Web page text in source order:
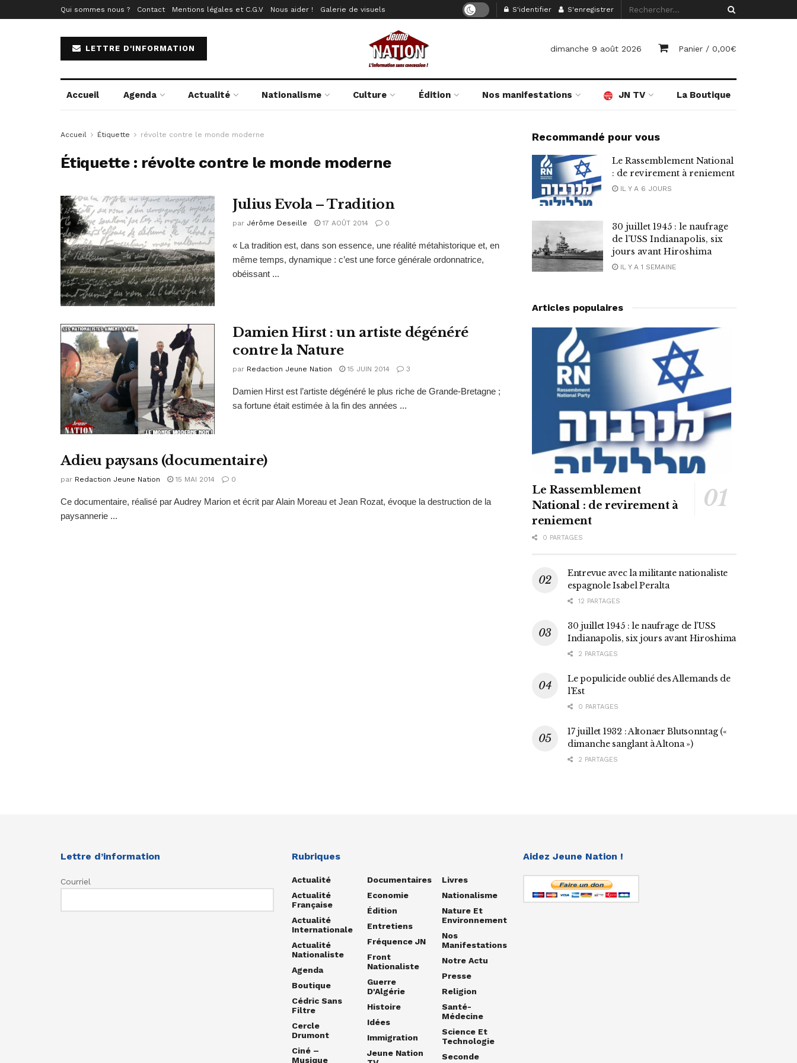
Qui sommes nous ? Contact Mentions légales et C.G.V Nous aider ! Galerie de visuels S'identifier S'enregistrer
LETTRE D'INFORMATION dimanche 9 août 2026 Panier / 0,00€
Accueil Agenda Actualité Nationalisme Culture Édition Nos manifestations JN TV La Boutique
Accueil Étiquette révolte contre le monde moderne
Étiquette : révolte contre le monde moderne
Julius Evola – Tradition
par Jérôme Deseille 17 AOÛT 2014 0
« La tradition est, dans son essence, une réalité métahistorique et, en
même temps, dynamique : c’est une force générale ordonnatrice,
obéissant ...
Damien Hirst : un artiste dégénéré
contre la Nature
par Redaction Jeune Nation 15 JUIN 2014 3
Damien Hirst est l’artiste dégénéré le plus riche de Grande-Bretagne ;
sa fortune était estimée à la fin des années ...
Adieu paysans (documentaire)
par Redaction Jeune Nation 15 MAI 2014 0
Ce documentaire, réalisé par Audrey Marion et écrit par Alain Moreau et Jean Rozat, évoque la destruction de la
paysannerie ...
Recommandé pour vous
Le Rassemblement National
: de revirement à reniement
IL Y A 6 JOURS
30 juillet 1945 : le naufrage
de l’USS Indianapolis, six
jours avant Hiroshima
IL Y A 1 SEMAINE
Articles populaires
Le Rassemblement
National : de revirement à
reniement
0 PARTAGES
Entrevue avec la militante nationaliste
espagnole Isabel Peralta
12 PARTAGES
30 juillet 1945 : le naufrage de l’USS
Indianapolis, six jours avant Hiroshima
2 PARTAGES
Le populicide oublié des Allemands de
l’Est
0 PARTAGES
17 juillet 1932 : Altonaer Blutsonntag («
dimanche sanglant à Altona »)
2 PARTAGES
Lettre d’information
Courriel
Rubriques
Actualité
Actualité
Française
Actualité
Internationale
Actualité
Nationaliste
Agenda
Boutique
Cédric Sans
Filtre
Cercle
Drumont
Ciné –
Musique
Documentaires
Economie
Édition
Entretiens
Fréquence JN
Front
Nationaliste
Guerre
D'Algérie
Histoire
Idées
Immigration
Jeune Nation
Livres
Nationalisme
Nature Et
Environnement
Nos
Manifestations
Notre Actu
Presse
Religion
Santé-
Médecine
Science Et
Technologie
Seconde
Aidez Jeune Nation !